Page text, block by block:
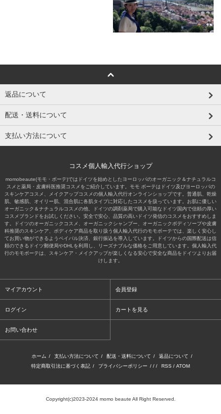
返品について
配送・送料について
支払い方法について
コスメ個人輸入代行ショップ
momobeaute(モモ・ボーテ)ではドイツを始めとしたヨーロッパのオーガニック＆ナチュラルコ
スメと薬局・皮膚科医推奨コスメをご紹介しています。モモ ボーテはドイツ及びヨーロッパの
スキンケアコスメ、メイクアップコスメの個人輸入代行オンラインショップです。普通肌、乾燥
肌、敏感肌、オイリー肌、混合肌に各肌タイプに対応したコスメを扱っています。お肌に優しい
オーガニック＆ナチュラルコスメの他、ドイツの調剤薬局で購入可能なドイツ国内で信頼の厚い
コスメブランドをお試しください。安全で安心、品質の高いドイツ発信のコスメをおすすめしま
す。ドイツのオーガニックコスメ、オーガニックシャンプー、オーガニックボディソープや皮膚
科推奨のスキンケア、ボディケア商品を取り扱う個人輸入代行のモモボーテでは、楽しく安心し
てお買い物ができるようペイパル決済、銀行振込を導入しています。ドイツからの国際配送は信
頼のできるドイツ郵便局やDHLを利用し、リーズナブルな価格をご用意しています。個人輸入代
行のモモボーテは、スキンケア・メイクアップが楽しくなる安心で安全な商品をドイツよりお届
けします。
マイアカウント 会員登録
ログイン カートを見る
お問い合わせ
ホーム / 支払い方法について / 配送・送料について / 返品について /
特定商取引法に基づく表記 / プライバシーポリシー / / / RSS / ATOM
Copyright(c)2023-2024 momo beaute All Right Reserved.